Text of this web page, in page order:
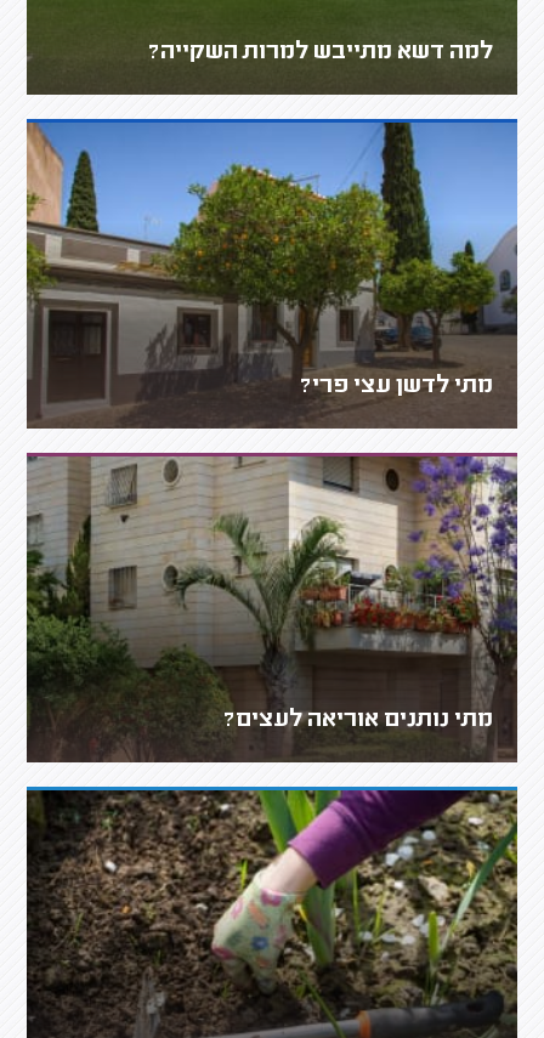
למה דשא מתייבש למרות השקייה?
מתי לדשן עצי פרי?
מתי נותנים אוריאה לעצים?